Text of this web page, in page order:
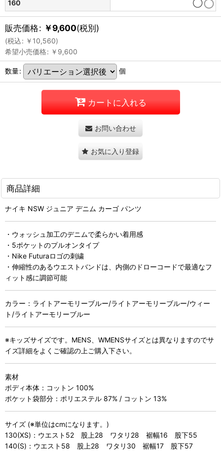
160
◯
販売価格: ￥9,600(税別)
(税込: ￥ 10,560)
希望小売価格: ￥ 9,600
数量: 個
カートに入れる
お問い合わせ
お気に入り登録
商品詳細
ナイキ NSW ジュニア デニム カーゴ パンツ
・ウォッシュ加工のデニムで柔らかい着用感
・5ポケットのプルオンタイプ
・Nike Futuraロゴの刺繍
・伸縮性のあるウエストバンドは、内側のドローコードで最適なフ
ィット感に調節可能
カラー：ライトアーモリーブルー/ライトアーモリーブルー/ウィー
ト/ライトアーモリーブルー
※キッズサイズです。MENS、WMENSサイズとは異なりますのでサ
イズ詳細をよくご確認の上ご購入下さい。
素材
ボディ本体：コットン 100%
ポケット袋部分：ポリエステル 87% / コットン 13%
サイズ (※単位はcmになります。)
130(XS)：ウエスト52 股上28 ワタリ28 裾幅16 股下55
140(S)：ウエスト58 股上28 ワタリ30 裾幅17 股下57